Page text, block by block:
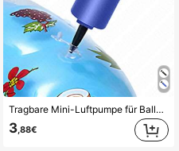
Tragbare Mini-Luftpumpe für Ballons, Schwimmringe, Basketball, Volleyball, Fußball, aufblasbare Ausrüstung (blau), Strandutensilien, Strandaccessoires, Poolschwimmhilfe, aufblasbare Poolausrüstung
3,88€